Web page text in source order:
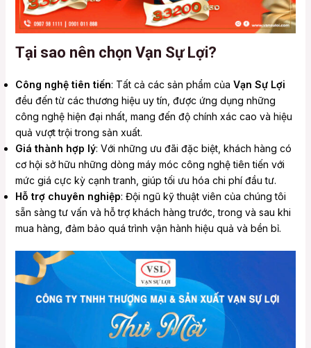
Tại sao nên chọn Vạn Sự Lợi?
Công nghệ tiên tiến: Tất cả các sản phẩm của Vạn Sự Lợi
đều đến từ các thương hiệu uy tín, được ứng dụng những
công nghệ hiện đại nhất, mang đến độ chính xác cao và hiệu
quả vượt trội trong sản xuất.
Giá thành hợp lý: Với những ưu đãi đặc biệt, khách hàng có
cơ hội sở hữu những dòng máy móc công nghệ tiên tiến với
mức giá cực kỳ cạnh tranh, giúp tối ưu hóa chi phí đầu tư.
Hỗ trợ chuyên nghiệp: Đội ngũ kỹ thuật viên của chúng tôi
sẵn sàng tư vấn và hỗ trợ khách hàng trước, trong và sau khi
mua hàng, đảm bảo quá trình vận hành hiệu quả và bền bỉ.